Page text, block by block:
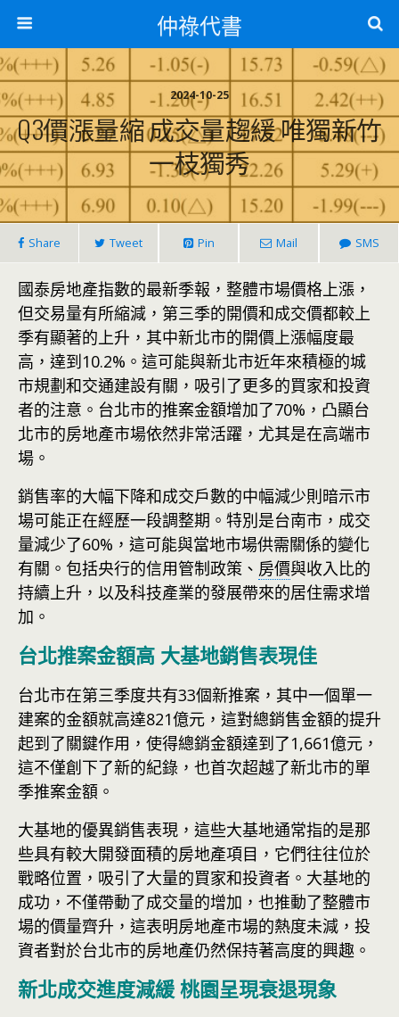
仲祿代書
2024-10-25
Q3價漲量縮 成交量趨緩 唯獨新竹
一枝獨秀
Share Tweet Pin Mail SMS
國泰房地產指數的最新季報，整體市場價格上漲，
但交易量有所縮減，第三季的開價和成交價都較上
季有顯著的上升，其中新北市的開價上漲幅度最
高，達到10.2%。這可能與新北市近年來積極的城
市規劃和交通建設有關，吸引了更多的買家和投資
者的注意。台北市的推案金額增加了70%，凸顯台
北市的房地產市場依然非常活躍，尤其是在高端市
場。
銷售率的大幅下降和成交戶數的中幅減少則暗示市
場可能正在經歷一段調整期。特別是台南市，成交
量減少了60%，這可能與當地市場供需關係的變化
有關。包括央行的信用管制政策、 房價與收入比的
持續上升，以及科技產業的發展帶來的居住需求增
加。
台北推案金額高 大基地銷售表現佳
台北市在第三季度共有33個新推案，其中一個單一
建案的金額就高達821億元，這對總銷售金額的提升
起到了關鍵作用，使得總銷金額達到了1,661億元，
這不僅創下了新的紀錄，也首次超越了新北市的單
季推案金額。
大基地的優異銷售表現，這些大基地通常指的是那
些具有較大開發面積的房地產項目，它們往往位於
戰略位置，吸引了大量的買家和投資者。大基地的
成功，不僅帶動了成交量的增加，也推動了整體市
場的價量齊升，這表明房地產市場的熱度未減，投
資者對於台北市的房地產仍然保持著高度的興趣。
新北成交進度減緩 桃園呈現衰退現象